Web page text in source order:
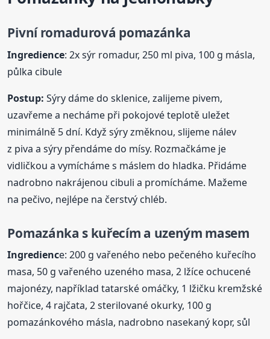
Pivní romadurová pomazánka
Ingredience: 2x sýr romadur, 250 ml piva, 100 g másla,
půlka cibule
Postup: Sýry dáme do sklenice, zalijeme pivem,
uzavřeme a necháme při pokojové teplotě uležet
minimálně 5 dní. Když sýry změknou, slijeme nálev
z piva a sýry přendáme do mísy. Rozmačkáme je
vidličkou a vymícháme s máslem do hladka. Přidáme
nadrobno nakrájenou cibuli a promícháme. Mažeme
na pečivo, nejlépe na čerstvý chléb.
Pomazánka s kuřecím a uzeným masem
Ingredience: 200 g vařeného nebo pečeného kuřecího
masa, 50 g vařeného uzeného masa, 2 lžíce ochucené
majonézy, například tatarské omáčky, 1 lžičku kremžské
hořčice, 4 rajčata, 2 sterilované okurky, 100 g
pomazánkového másla, nadrobno nasekaný kopr, sůl